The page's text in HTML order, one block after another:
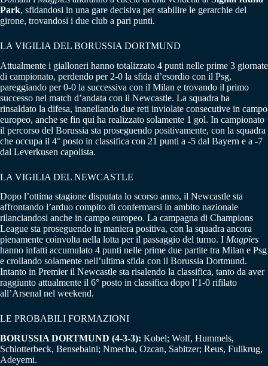
Park, sfidandosi in una gare decisiva per stabilire le gerarchie del
girone, trovandosi i due club a pari punti.
LA VIGILIA DEL BORUSSIA DORTMUND
Attualmente i gialloneri hanno totalizzato 4 punti nelle prime 3 giornate
di campionato, perdendo per 2-0 la sfida d’esordio con il Psg,
pareggiando per 0-0 la successiva con il Milan e trovando il primo
successo nel match d’andata con il Newcastle. La squadra ha
rinsaldato la difesa, inanellando due reti inviolate consecutive in campo
europeo, anche se fin qui ha realizzato solamente 1 gol. In campionato
il percorso del Borussia sta proseguendo positivamente, con la squadra
che occupa il 4° posto in classifica con 21 punti a -5 dal Bayern e a -7
dal Leverkusen capolista.
LA VIGILIA DEL NEWCASTLE
Dopo l’ottima stagione disputata lo scorso anno, il Newcastle sta
affrontando l’arduo compito di confermarsi in ambito nazionale
rilanciandosi anche in campo europeo. La campagna di Champions
League sta proseguendo in maniera positiva, con la squadra ancora
pienamente coinvolta nella lotta per il passaggio del turno. I Magpies
hanno infatti accumulato 4 punti nelle prime due partite tra Milan e Psg
e crollando solamente nell’ultima sfida con il Borussia Dortmund.
Intanto in Premier il Newcastle sta risalendo la classifica, tanto da aver
raggiunto attualmente il 6° posto in classifica dopo l’1-0 rifilato
all’Arsenal nel weekend.
LE PROBABILI FORMAZIONI
BORUSSIA DORTMUND (4-3-3): Kobel; Wolf, Hummels,
Schlotterbeck, Bensebaini; Nmecha, Ozcan, Sabitzer; Reus, Fullkrug,
Adeyemi.